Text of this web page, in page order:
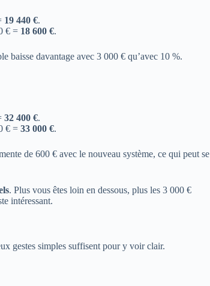
19 440 €.
€ = 18 600 €.
baisse davantage avec 3 000 € qu’avec 10 %.
32 400 €.
€ = 33 000 €.
de 600 € avec le nouveau système, ce qui peut se
. Plus vous êtes loin en dessous, plus les 3 000 €
intéressant.
gestes simples suffisent pour y voir clair.